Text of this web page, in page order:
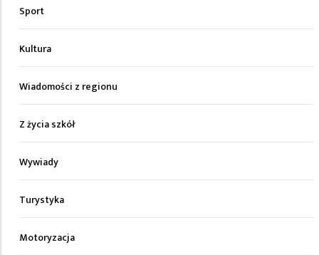
Sport
Kultura
Wiadomości z regionu
Z życia szkół
Wywiady
Turystyka
Motoryzacja